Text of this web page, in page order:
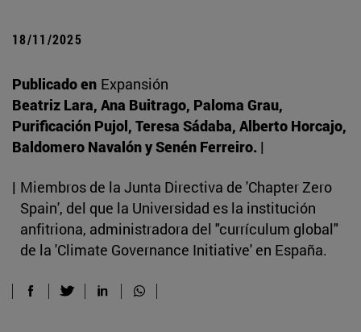
18/11/2025
Publicado en Expansión
Beatriz Lara, Ana Buitrago, Paloma Grau,
Purificación Pujol, Teresa Sádaba, Alberto Horcajo,
Baldomero Navalón y Senén Ferreiro. |
| Miembros de la Junta Directiva de 'Chapter Zero
Spain', del que la Universidad es la institución
anfitriona, administradora del "currículum global"
de la 'Climate Governance Initiative' en España.